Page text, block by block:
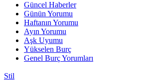
Güncel Haberler
Günün Yorumu
Haftanın Yorumu
Ayın Yorumu
Aşk Uyumu
Yükselen Burç
Genel Burç Yorumları
Stil